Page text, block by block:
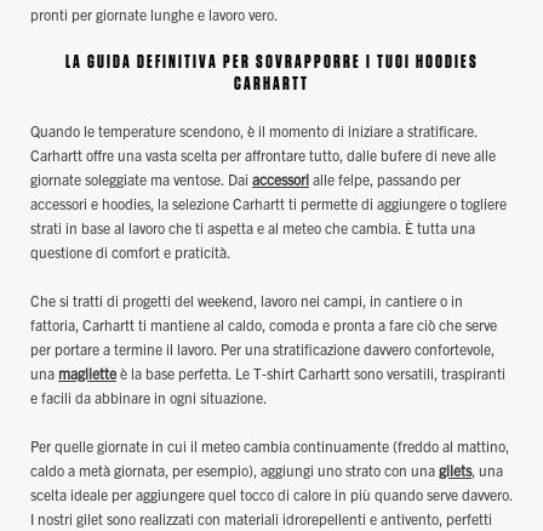
pronti per giornate lunghe e lavoro vero.
LA GUIDA DEFINITIVA PER SOVRAPPORRE I TUOI HOODIES
CARHARTT
Quando le temperature scendono, è il momento di iniziare a stratificare.
Carhartt offre una vasta scelta per affrontare tutto, dalle bufere di neve alle
giornate soleggiate ma ventose. Dai accessori alle felpe, passando per
accessori e hoodies, la selezione Carhartt ti permette di aggiungere o togliere
strati in base al lavoro che ti aspetta e al meteo che cambia. È tutta una
questione di comfort e praticità.
Che si tratti di progetti del weekend, lavoro nei campi, in cantiere o in
fattoria, Carhartt ti mantiene al caldo, comoda e pronta a fare ciò che serve
per portare a termine il lavoro. Per una stratificazione davvero confortevole,
una maglietteè la base perfetta. Le T‑shirt Carhartt sono versatili, traspiranti
e facili da abbinare in ogni situazione.
Per quelle giornate in cui il meteo cambia continuamente (freddo al mattino,
caldo a metà giornata, per esempio), aggiungi uno strato con una gilets, una
scelta ideale per aggiungere quel tocco di calore in più quando serve davvero.
I nostri gilet sono realizzati con materiali idrorepellenti e antivento, perfetti